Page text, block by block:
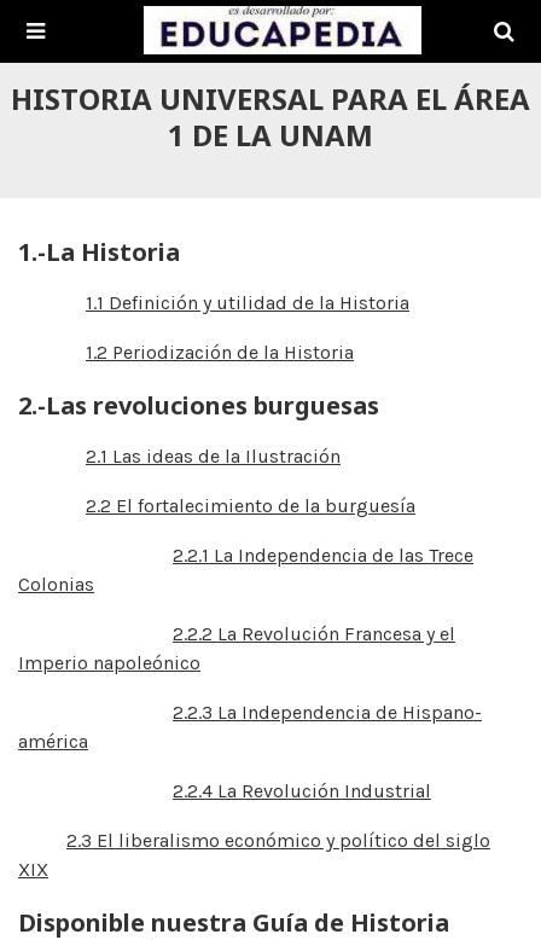
HISTORIA UNIVERSAL PARA EL ÁREA
1 DE LA UNAM
1.-La Historia
1.1 Definición y utilidad de la Historia
1.2 Periodización de la Historia
2.-Las revoluciones burguesas
2.1 Las ideas de la Ilustración
2.2 El fortalecimiento de la burguesía
2.2.1 La Independencia de las Trece
Colonias
2.2.2 La Revolución Francesa y el
Imperio napoleónico
2.2.3 La Independencia de Hispano-
américa
2.2.4 La Revolución Industrial
2.3 El liberalismo económico y político del siglo
XIX
Disponible nuestra Guía de Historia